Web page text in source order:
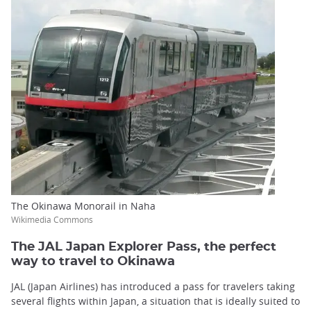
The Okinawa Monorail in Naha
Wikimedia Commons
The JAL Japan Explorer Pass, the perfect
way to travel to Okinawa
JAL (Japan Airlines) has introduced a pass for travelers taking
several flights within Japan, a situation that is ideally suited to